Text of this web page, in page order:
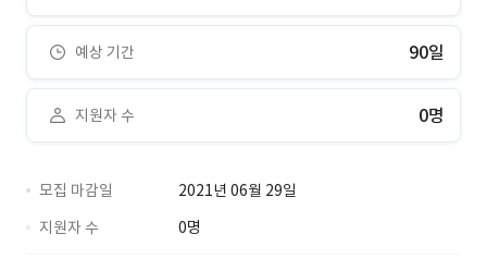
예상 기간 90일
지원자 수 0명
모집 마감일
2021년 06월 29일
지원자 수
0명